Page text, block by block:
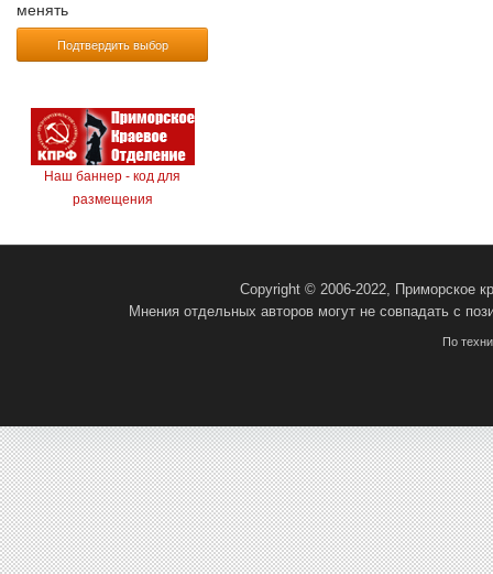
менять
Подтвердить выбор
Наш баннер - код для
размещения
Copyright © 2006-2022, Приморское
Мнения отдельных авторов могут не совпадать с
По